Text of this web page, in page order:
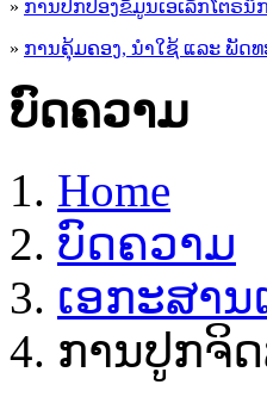
» ການ​ປົກ​ປ້ອງ​ຂໍ້​ມູນ​ເອ​ເລັກ​ໂຕ​ຣ​ນິກ
» ການຄຸ້ມຄອງ, ນໍາໃຊ້ ແລະ ພັດ
ບົດຄວາມ
Home
ບົດຄວາມ
ເອ​ກະ​ສານ
ການປູກຈິ